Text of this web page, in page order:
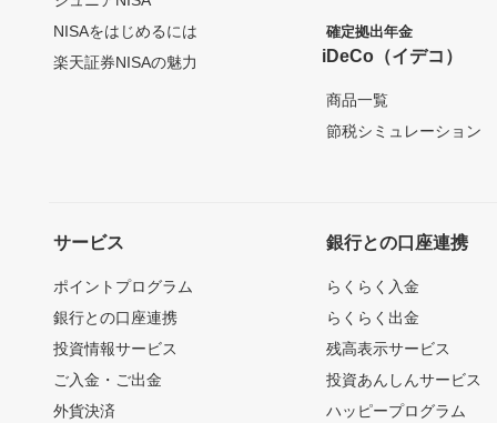
NISAをはじめるには
楽天証券NISAの魅力
確定拠出年金
iDeCo（イデコ）
商品一覧
節税シミュレーション
サービス
ポイントプログラム
銀行との口座連携
投資情報サービス
ご入金・ご出金
外貨決済
銀行との口座連携
らくらく入金
らくらく出金
残高表示サービス
投資あんしんサービス
ハッピープログラム